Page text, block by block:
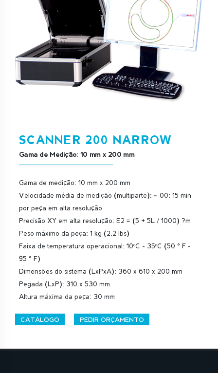
SCANNER 200 NARROW
Gama de Medição: 10 mm x 200 mm
Gama de medição: 10 mm x 200 mm
Velocidade média de medição (multiparte): ~ 00: 15 min
por peça em alta resolução
Precisão XY em alta resolução: E2 = (5 + 5L / 1000) ?m
Peso máximo da peça: 1 kg (2,2 lbs)
Faixa de temperatura operacional: 10ºC - 35ºC (50 ° F -
95 ° F)
Dimensões do sistema (LxPxA): 360 x 610 x 200 mm
Pegada (LxP): 310 x 530 mm
Altura máxima da peça: 30 mm
CATÁLOGO PEDIR ORÇAMENTO